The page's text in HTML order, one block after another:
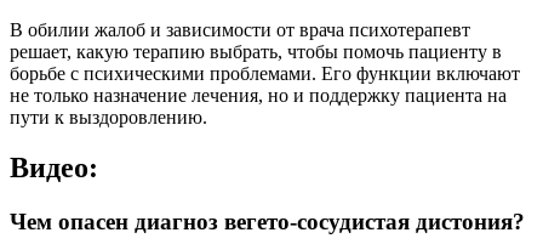
В обилии жалоб и зависимости от врача психотерапевт
решает, какую терапию выбрать, чтобы помочь пациенту в
борьбе с психическими проблемами. Его функции включают
не только назначение лечения, но и поддержку пациента на
пути к выздоровлению.
Видео:
Чем опасен диагноз вегето-сосудистая дистония?